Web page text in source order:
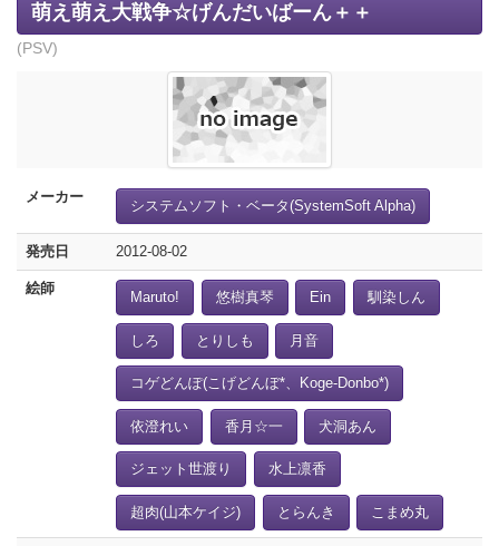
萌え萌え大戦争☆げんだいばーん＋＋
(PSV)
メーカー
システムソフト・ベータ(SystemSoft Alpha)
発売日 2012-08-02
絵師
Maruto! 悠樹真琴 Ein 馴染しん
しろ とりしも 月音
コゲどんぽ(こげどんぼ*、Koge-Donbo*)
依澄れい 香月☆一 犬洞あん
ジェット世渡り 水上凛香
超肉(山本ケイジ) とらんき こまめ丸